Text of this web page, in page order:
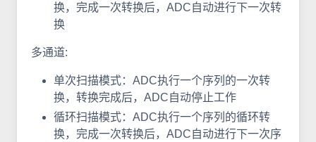
换，完成一次转换后，ADC自动进行下一次转
换
多通道:
单次扫描模式：ADC执行一个序列的一次转
换，转换完成后，ADC自动停止工作
循环扫描模式：ADC执行一个序列的循环转
换，完成一次转换后，ADC自动进行下一次序